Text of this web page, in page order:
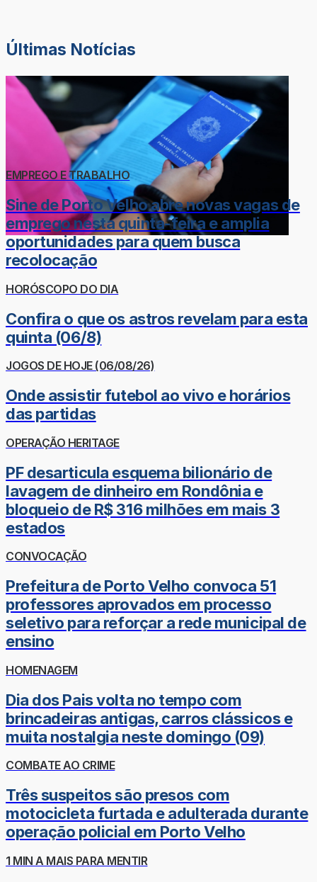
Últimas Notícias
EMPREGO E TRABALHO
Sine de Porto Velho abre novas vagas de
emprego nesta quinta-feira e amplia
oportunidades para quem busca
recolocação
HORÓSCOPO DO DIA
Confira o que os astros revelam para esta
quinta (06/8)
JOGOS DE HOJE (06/08/26)
Onde assistir futebol ao vivo e horários
das partidas
OPERAÇÃO HERITAGE
PF desarticula esquema bilionário de
lavagem de dinheiro em Rondônia e
bloqueio de R$ 316 milhões em mais 3
estados
CONVOCAÇÃO
Prefeitura de Porto Velho convoca 51
professores aprovados em processo
seletivo para reforçar a rede municipal de
ensino
HOMENAGEM
Dia dos Pais volta no tempo com
brincadeiras antigas, carros clássicos e
muita nostalgia neste domingo (09)
COMBATE AO CRIME
Três suspeitos são presos com
motocicleta furtada e adulterada durante
operação policial em Porto Velho
1 MIN A MAIS PARA MENTIR